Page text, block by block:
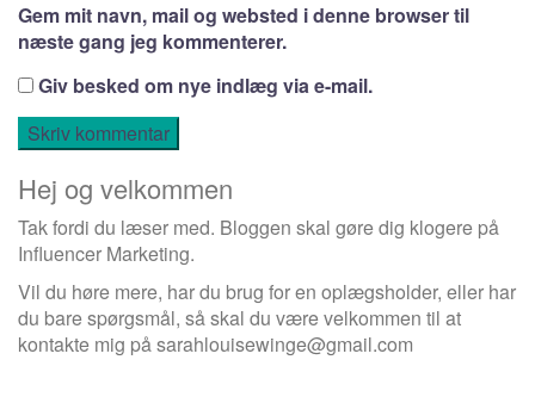
Gem mit navn, mail og websted i denne browser til
næste gang jeg kommenterer.
Giv besked om nye indlæg via e-mail.
Hej og velkommen
Tak fordi du læser med. Bloggen skal gøre dig klogere på
Influencer Marketing.
Vil du høre mere, har du brug for en oplægsholder, eller har
du bare spørgsmål, så skal du være velkommen til at
kontakte mig påsarahlouisewinge@gmail.com